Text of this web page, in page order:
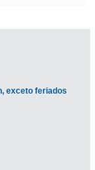
exceto feriados